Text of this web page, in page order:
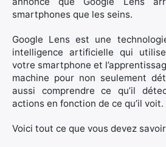
smartphones que les seins.
Google Lens est une
intelligence artificielle qui
votre smartphone et
machine pour non seulement
aussi comprendre ce qu’il
actions en fonction de ce qu’il voit.
Voici tout ce que vous devez